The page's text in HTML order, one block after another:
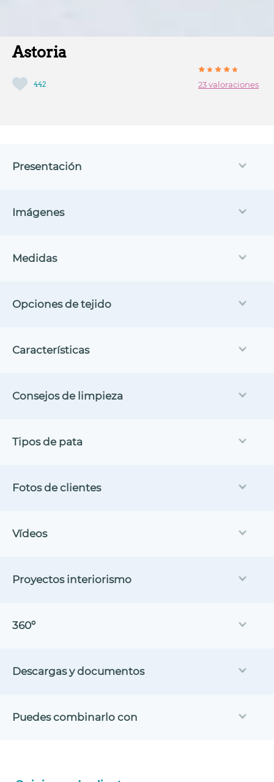
Astoria
442 23 valoraciones
Presentación
Imágenes
Medidas
Opciones de tejido
Características
Consejos de limpieza
Tipos de pata
Fotos de clientes
Vídeos
Proyectos interiorismo
360º
Descargas y documentos
Puedes combinarlo con